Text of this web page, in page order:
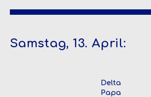
Samstag, 13. April:
Delta
Papa